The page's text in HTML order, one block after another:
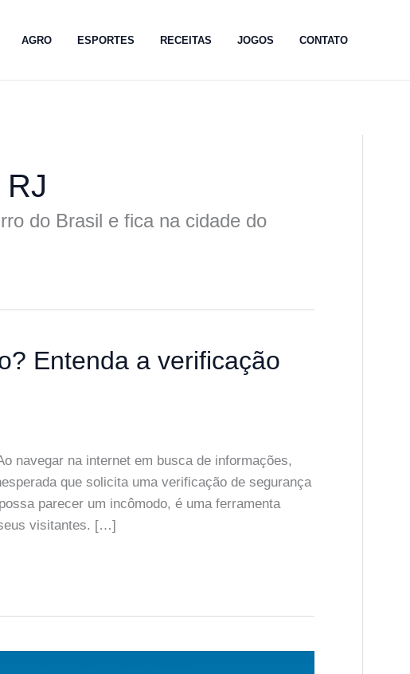
AGRO ESPORTES RECEITAS JOGOS CONTATO
do Brasil e fica na cidade do
Entenda a verificação
navegar na internet em busca de informações,
que solicita uma verificação de segurança
parecer um incômodo, é uma ferramenta
visitantes. […]